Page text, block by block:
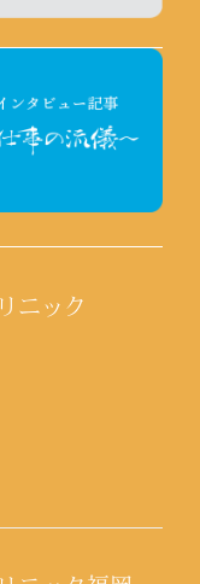
ニック